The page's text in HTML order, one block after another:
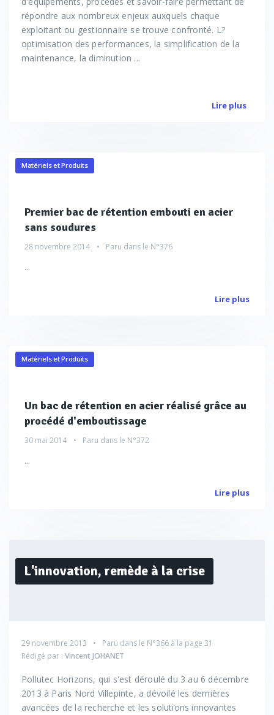
répondre aux nombreux enjeux auxquels chaque
exploitant ou gestionnaire se trouve confronté. L?
optimisation des performances, la simplification de la
maintenance, la diminution ...
Lire plus
Matériels et Produits
Premier bac de rétention embouti en acier
sans soudures
28 novembre 2014 Paru dans le N°376
...
Lire plus
Matériels et Produits
Un bac de rétention en acier réalisé grâce au
procédé d'emboutissage
30 mai 2014 Paru dans le N°372
...
Lire plus
L'innovation, remède à la crise
29 novembre 2013 Paru dans le N°366 à la page 31
Rédigé par : Vincent JOHANET
Pollutec Horizons, qui s'est déroulé du 3 au 6 décembre
2013 à Paris Nord Villepinte, a dévoilé les dernières
avancées de la recherche et les solutions innovantes